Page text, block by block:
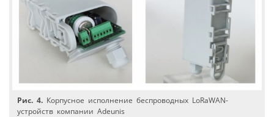
Рис. 4. Корпусное исполнение беспроводных LoRaWAN-
устройств компании Adeunis